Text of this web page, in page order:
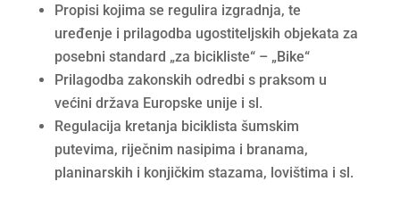
Propisi kojima se regulira izgradnja, te
uređenje i prilagodba ugostiteljskih objekata za
posebni standard „za bicikliste“ – „Bike“
Prilagodba zakonskih odredbi s praksom u
većini država Europske unije i sl.
Regulacija kretanja biciklista šumskim
putevima, riječnim nasipima i branama,
planinarskih i konjičkim stazama, lovištima i sl.